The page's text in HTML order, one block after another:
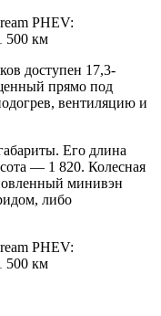
доступен 17,3-
прямо под
вентиляцию и
Его длина
— 1 820. Колесная
минивэн
либо